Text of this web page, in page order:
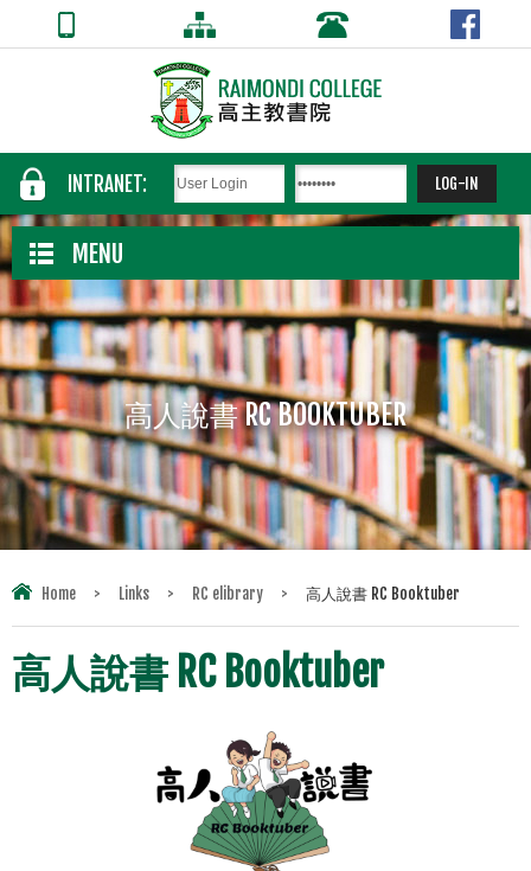
INTRANET:
MENU
高人說書 RC BOOKTUBER
Home > Links > RC elibrary > 高人說書 RC Booktuber
高人說書 RC Booktuber